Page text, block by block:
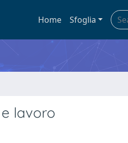
Home Sfoglia
lavoro